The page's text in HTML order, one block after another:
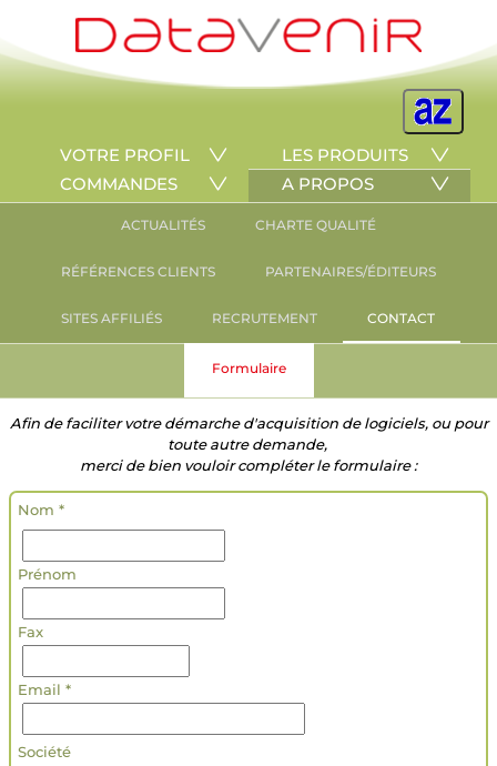
VOTRE PROFIL
LES PRODUITS
COMMANDES
A PROPOS
ACTUALITÉS CHARTE QUALITÉ
RÉFÉRENCES CLIENTS PARTENAIRES/ÉDITEURS
SITES AFFILIÉS RECRUTEMENT CONTACT
Formulaire
Afin de faciliter votre démarche d'acquisition de logiciels, ou pour
toute autre demande,
merci de bien vouloir compléter le formulaire :
Nom *
Prénom
Fax
Email *
Société